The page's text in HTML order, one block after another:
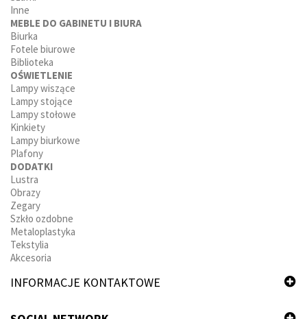
Inne
MEBLE DO GABINETU I BIURA
Biurka
Fotele biurowe
Biblioteka
OŚWIETLENIE
Lampy wiszące
Lampy stojące
Lampy stołowe
Kinkiety
Lampy biurkowe
Plafony
DODATKI
Lustra
Obrazy
Zegary
Szkło ozdobne
Metaloplastyka
Tekstylia
Akcesoria
INFORMACJE KONTAKTOWE